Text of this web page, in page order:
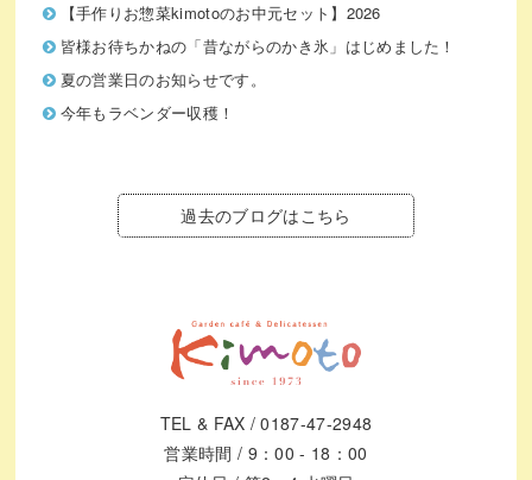
【手作りお惣菜kimotoのお中元セット】2026
皆様お待ちかねの「昔ながらのかき氷」はじめました！
夏の営業日のお知らせです。
今年もラベンダー収穫！
過去のブログはこちら
TEL & FAX / 0187-47-2948
営業時間 / 9：00 - 18：00